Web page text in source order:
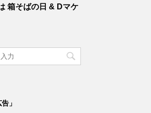
箱そばの日 & Dマケ
」